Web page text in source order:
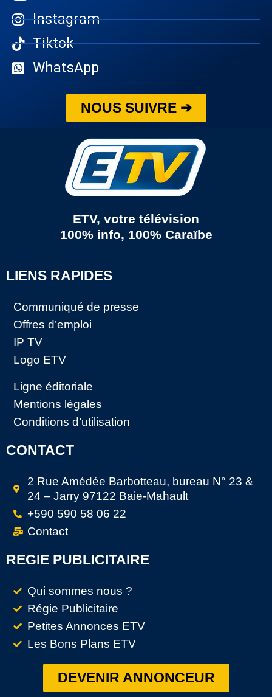
Instagram
Tiktok
WhatsApp
NOUS SUIVRE ➔
ETV, votre télévision
100% info, 100% Caraïbe
LIENS RAPIDES
Communiqué de presse
Offres d’emploi
IP TV
Logo ETV
Ligne éditoriale
Mentions légales
Conditions d’utilisation
CONTACT
2 Rue Amédée Barbotteau, bureau N° 23 &
24 – Jarry 97122 Baie-Mahault
+590 590 58 06 22
Contact
REGIE PUBLICITAIRE
Qui sommes nous ?
Régie Publicitaire
Petites Annonces ETV
Les Bons Plans ETV
DEVENIR ANNONCEUR